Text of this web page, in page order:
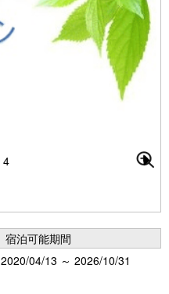
xt
4
宿泊可能期間
2020/04/13 ～ 2026/10/31